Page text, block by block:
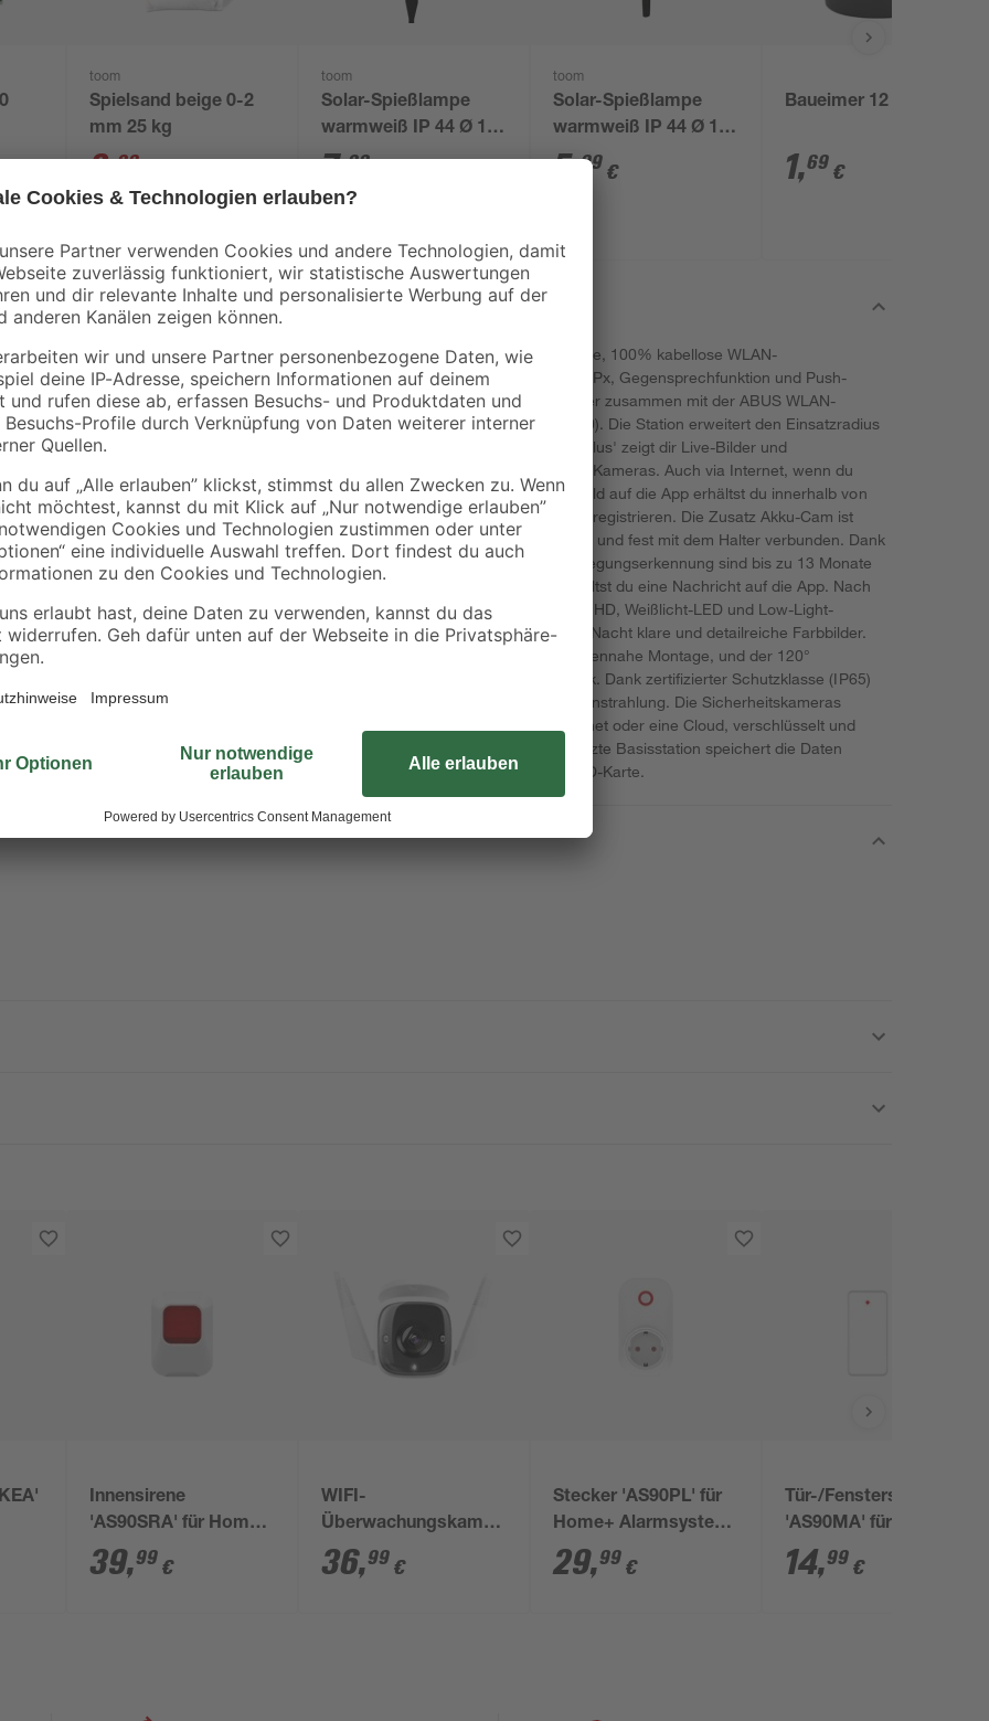
toom
Spielsand beige 0-2
mm 25 kg
2,99
0,12 € / Kilogramm
toom
Solar-Spießlampe
warmweiß IP 44 Ø 15
x 44 cm
7,99
toom
Solar-Spießlampe
warmweiß IP 44 Ø 10
x 39 cm
5,99 €
Baueimer 12 l
1,69 €
App
Die ABUS Zusatz Akku-Kamera ist die wetterfeste, 100% kabellose WLAN-
Überwachungskamera für dein Zuhause mit 2 MPx, Gegensprechfunktion und Push-
Nachrichten. Die ABUS Akku-Cam arbeitet immer zusammen mit der ABUS WLAN-
Basisstation (PPIC90010 oder im Set PPIC90000). Die Station erweitert den Einsatzradius
der Kamera enorm. Die kostenfreie 'App2Cam-Plus' zeigt dir Live-Bilder und
Aufzeichnungen von bis zu 8 Basisstationen à 2 Kameras. Auch via Internet, wenn du
unterwegs oder im Urlaub bist. Das erste Live-Bild auf die App erhältst du innerhalb von
wenigen Minuten und ganz ohne die Kamera zu registrieren. Die Zusatz Akku-Cam ist
dank innovativem Halterkonzept schnell montiert und fest mit dem Halter verbunden. Dank
dem Stand-by-Modus und der intelligenten Bewegungserkennung sind bis zu 13 Monate
Laufzeit möglich. Bei geringem Akku-Stand erhältst du eine Nachricht auf die App. Nach
nur 4 Stunden ist er wieder voll geladen. Mit Full HD, Weißlicht-LED und Low-Light-
Funktion bekommst du am Tag und sogar in der Nacht klare und detailreiche Farbbilder.
Das horizontale Gerätedesign, ideal für die deckennahe Montage, und der 120°
Blickwinkel, sichert dir einen optimalen Überblick. Dank zertifizierter Schutzklasse (IP65)
gilt: wetterfest bei Regen, Schnee und Sonneneinstrahlung. Die Sicherheitskameras
übertragen die Daten, ohne Umwege über Internet oder eine Cloud, verschlüsselt und
direkt zur Basisstation. Die im Gebäude geschützte Basisstation speichert die Daten
unmittelbar und kostenfrei auf die lokale microSD-Karte.
Innensirene
'AS90SRA' für Home+
Alarmsystem AS90S
39,99 €
WIFI-
Überwachungskamera
'TC65' drahtlos 1296p
36,99 €
Stecker 'AS90PL' für
Home+ Alarmsystem
AS90S
29,99 €
Tür-/Fenstersensor
'AS90MA' für Home+
Alarmsystem AS90S
14,99 €